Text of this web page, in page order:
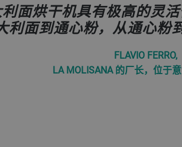
面烘干机具有极高的灵
利面到通心粉，从通心粉
FLAVIO FERRO,
LA MOLISANA 的厂长，位于